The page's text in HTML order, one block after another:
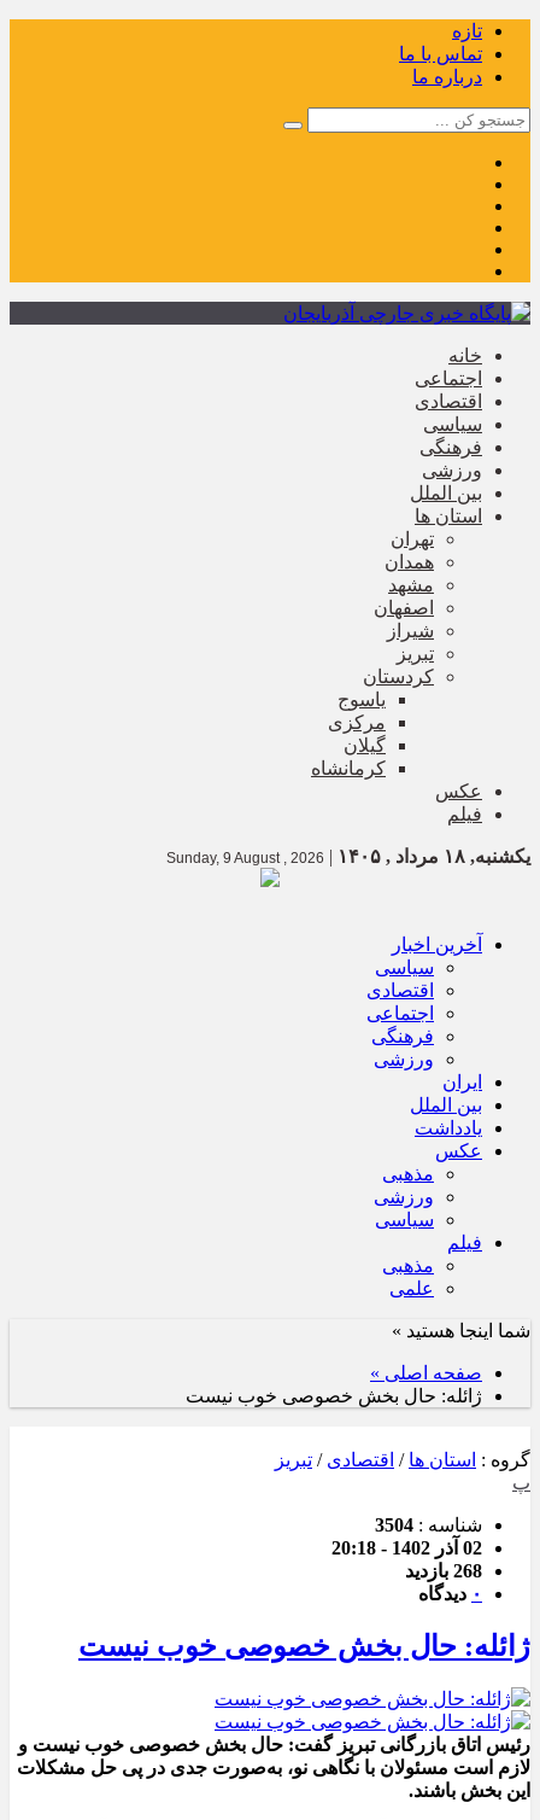
تازه
تماس با ما
درباره ما
خانه
اجتماعی
اقتصادی
سیاسی
فرهنگی
ورزشی
بین الملل
استان ها
تهران
همدان
مشهد
اصفهان
شیراز
تبریز
کردستان
یاسوج
مرکزی
گیلان
کرمانشاه
عکس
فیلم
یکشنبه, ۱۸ مرداد , ۱۴۰۵ |
Sunday, 9 August , 2026
آخرین اخبار
سیاسی
اقتصادی
اجتماعی
فرهنگی
ورزشی
ایران
بین الملل
یادداشت
عکس
مذهبی
ورزشی
سیاسی
فیلم
مذهبی
علمی
شما اینجا هستید »
صفحه اصلی »
ژائله: حال بخش خصوصی خوب نیست
گروه : استان ها / اقتصادی / تبریز
پ
شناسه : 3504
02 آذر 1402 - 20:18
268 بازدید
۰ دیدگاه
ژائله: حال بخش خصوصی خوب نیست
رئیس اتاق بازرگانی تبریز گفت: حال بخش خصوصی خوب نیست و
لازم است مسئولان با نگاهی نو، به‌صورت جدی در پی حل مشکلات
این بخش باشند.